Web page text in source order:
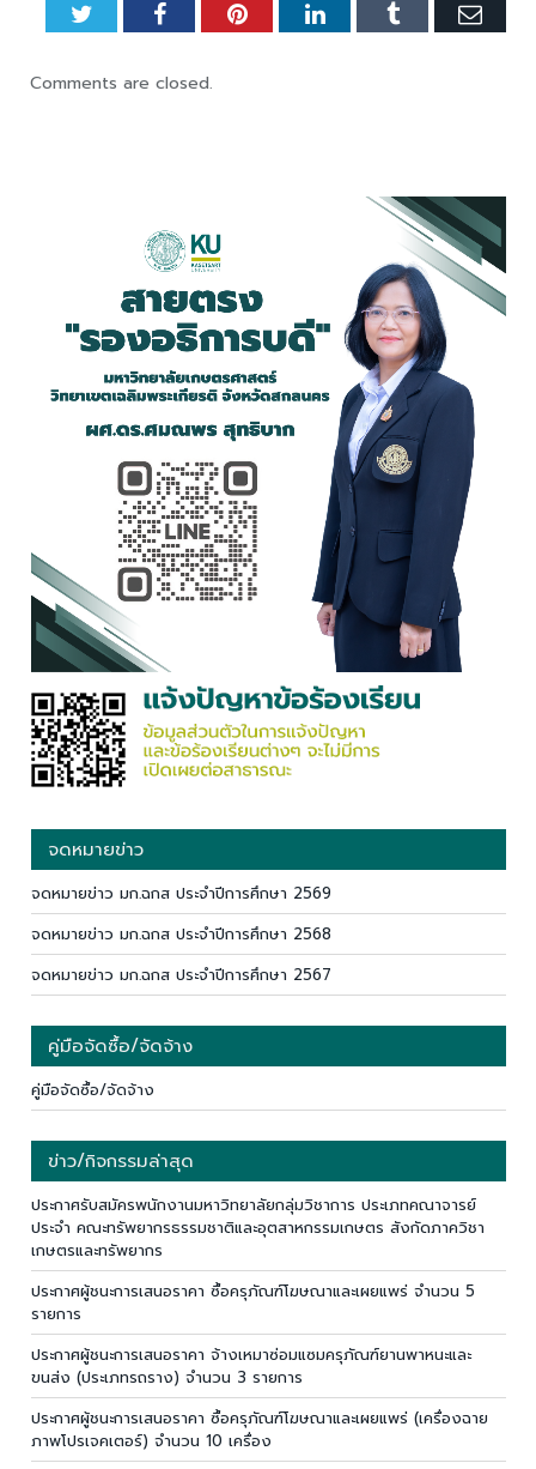
TwitterFacebookPinterestLinkedInTumblr
Comments are closed.
จดหมายข่าว
จดหมายข่าว มก.ฉกส ประจำปีการศึกษา 2569
จดหมายข่าว มก.ฉกส ประจำปีการศึกษา 2568
จดหมายข่าว มก.ฉกส ประจำปีการศึกษา 2567
คู่มือจัดซื้อ/จัดจ้าง
คู่มือจัดซื้อ/จัดจ้าง
ข่าว/กิจกรรมล่าสุด
ประกาศรับสมัครพนักงานมหาวิทยาลัยกลุ่มวิชาการ ประเภทคณาจารย์
ประจำ คณะทรัพยากรธรรมชาติและอุตสาหกรรมเกษตร สังกัดภาควิชา
เกษตรและทรัพยากร
ประกาศผู้ชนะการเสนอราคา ซื้อครุภัณฑ์โฆษณาและเผยแพร่ จำนวน 5
รายการ
ประกาศผู้ชนะการเสนอราคา จ้างเหมาซ่อมแซมครุภัณฑ์ยานพาหนะและ
ขนส่ง (ประเภทรถราง) จำนวน 3 รายการ
ประกาศผู้ชนะการเสนอราคา ซื้อครุภัณฑ์โฆษณาและเผยแพร่ (เครื่องฉาย
ภาพโปรเจคเตอร์) จำนวน 10 เครื่อง